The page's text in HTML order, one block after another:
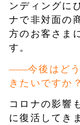
ンディングに
ナで非対面の
方のお客さま
す。
今後はど
きたいですか？
コロナの影響
に復活してき